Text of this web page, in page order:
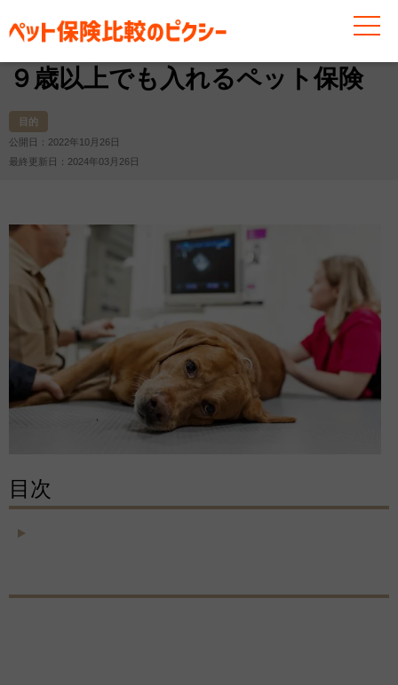
お役立ち情報 その他 目的 ９歳以上でも入れるペッ
９歳以上でも入れるペット保険
目的
公開日：2022年10月26日
最終更新日：2024年03月26日
目次